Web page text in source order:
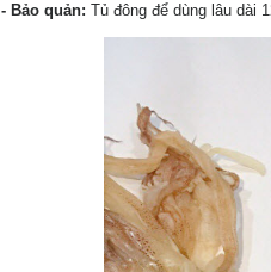
- Bảo quản: Tủ đông để dùng lâu dài